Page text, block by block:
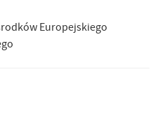
Europejskiego